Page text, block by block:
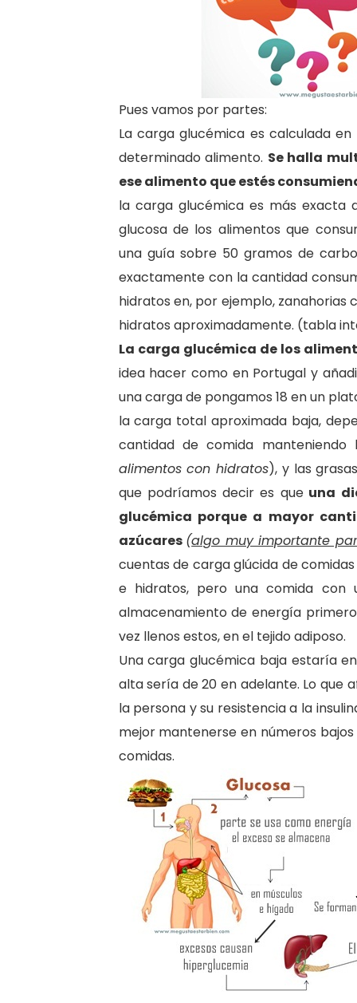
Pues vamos por partes:
La carga glucémica es calculada
determinado alimento. Se halla
ese alimento que estés
la carga glucémica es más exacta
glucosa de los alimentos que
una guía sobre 50 gramos de
exactamente con la cantidad
hidratos en, por ejemplo, zanahorias
hidratos aproximadamente. (tabla
La carga glucémica de los
idea hacer como en Portugal y
una carga de pongamos 18 en un
la carga total aproximada baja,
cantidad de comida
alimentos con hidratos), y las
que podríamos decir es queuna
glucémica porque a mayor
azúcares (algo muy importante
cuentas de carga glúcida de
e hidratos, pero una comida con
almacenamiento de energía
vez llenos estos, en el tejido adiposo.
Una carga glucémica baja estaría
alta sería de 20 en adelante. Lo que
la persona y su resistencia a la
mejor mantenerse en números
comidas.